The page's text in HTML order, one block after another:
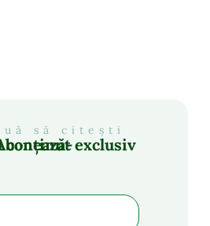
să citești
pentru conținut exclusiv